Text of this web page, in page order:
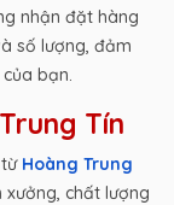
nhận đặt hàng
số lượng, đảm
bạn.
Tín
Hoàng Trung
chất lượng